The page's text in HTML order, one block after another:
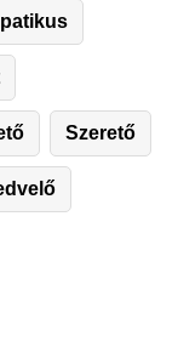
Szerető